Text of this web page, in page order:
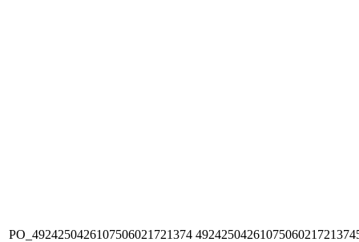
PO_4924250426107506021721374